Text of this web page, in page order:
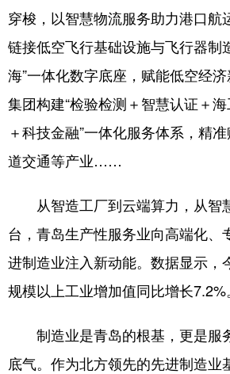
穿梭，以智慧物流服务助力港口航
链接低空飞行基础设施与飞行器制
海”一体化数字底座，赋能低空经
集团构建“检验检测＋智慧认证＋
＋科技金融”一体化服务体系，精
道交通等产业……
从智造工厂到云端算力，从智
台，青岛生产性服务业向高端化、
进制造业注入新动能。数据显示
规模以上工业增加值同比增长7.2%。
制造业是青岛的根基，更是服
底气。作为北方领先的先进制造业